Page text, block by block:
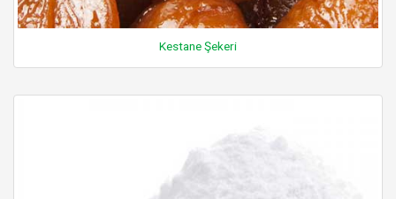
Kestane Şekeri